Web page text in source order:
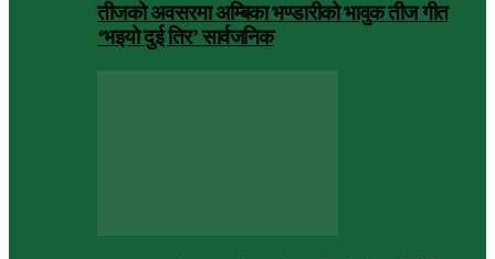
तीजको अवसरमा अम्बिका भण्डारीको भावुक तीज गीत
‘भइयो दुई तिर’ सार्वजनिक